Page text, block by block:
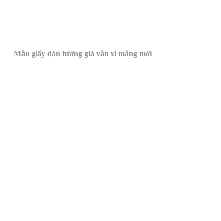
Mẫu giấy dán tường giả vân xi măng mới